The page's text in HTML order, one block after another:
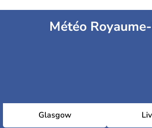
Météo
Glasgow